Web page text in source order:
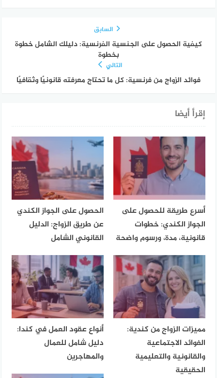
السابق
كيفية الحصول على الجنسية الفرنسية: دليلك الشامل خطوة
بخطوة
التالي
فوائد الزواج من فرنسية: كل ما تحتاج معرفته قانونيًا وثقافيًا
إقرأ أيضا
أسرع طريقة للحصول على
الجواز الكندي: خطوات
قانونية، مدة، ورسوم واضحة
الحصول على الجواز الكندي
عن طريق الزواج: الدليل
القانوني الشامل
مميزات الزواج من كندية:
الفوائد الاجتماعية
والقانونية والتعليمية
الحقيقية
أنواع عقود العمل في كندا:
دليل شامل للعمال
والمهاجرين